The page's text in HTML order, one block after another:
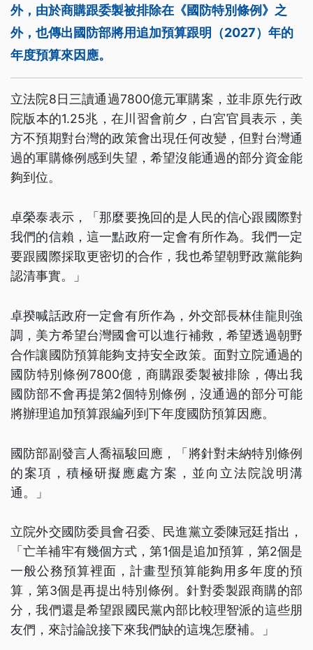
外，由於商購跟委製被排除在《國防特別條例》之
外，也傳出國防部將用追加預算跟明（2027）年的
年度預算來因應。
立法院8日三讀通過7800億元軍購案，並非原先行政
院版本的1.25兆，在川習會前夕，白宮官員表示，美
方不預期對台灣的政策會出現任何改變，但對台灣通
過的軍購條例感到失望，希望沒能通過的部分資金能
夠到位。
卓榮泰表示，「那麼要挽回的是人民的信心跟國際對
我們的信賴，這一點政府一定會有所作為。我們一定
要跟國際採取更密切的合作，我也希望朝野政黨能夠
認清事實。」
卓揆喊話政府一定會有所作為，外交部長林佳龍則強
調，美方希望台灣國會可以進行補救，希望透過朝野
合作讓國防預算能夠支持安全政策。面對立院通過的
國防特別條例7800億，商購跟委製被排除，傳出我
國防部不會再提第2個特別條例，沒通過的部分可能
將辦理追加預算跟編列到下年度國防預算因應。
國防部副發言人喬福駿回應，「將針對未納特別條例
的案項，積極研擬應處方案，並向立法院說明溝
通。」
立院外交國防委員會召委、民進黨立委陳冠廷指出，
「亡羊補牢有幾個方式，第1個是追加預算，第2個是
一般公務預算裡面，計畫型預算能夠用多年度的預
算，第3個是再提出特別條例。針對委製跟商購的部
分，我們還是希望跟國民黨內部比較理智派的這些朋
友們，來討論說接下來我們缺的這塊怎麼補。」